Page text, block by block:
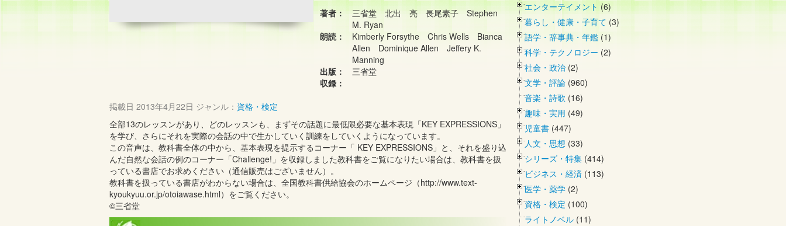
著者：
三省堂 北出 亮 長尾素子 Stephen
M. Ryan
朗読：
Kimberly Forsythe Chris Wells Bianca
Allen Dominique Allen Jeffery K.
Manning
出版：
三省堂
収録：
掲載日 2013年4月22日 ジャンル： 資格・検定
全部13のレッスンがあり、どのレッスンも、まずその話題に最低限必要な基本表現「KEY EXPRESSIONS」
を学び、さらにそれを実際の会話の中で生かしていく訓練をしていくようになっています。
この音声は、教科書全体の中から、基本表現を提示するコーナー「 KEY EXPRESSIONS」と、それを盛り込
んだ自然な会話の例のコーナー「Challenge!」を収録しました教科書をご覧になりたい場合は、教科書を扱
っている書店でお求めください（通信販売はございません）。
教科書を扱っている書店がわからない場合は、全国教科書供給協会のホームページ（http://www.text-
kyoukyuu.or.jp/otoiawase.html）をご覧ください。
©三省堂
エンターテイメント (6)
暮らし・健康・子育て (3)
語学・辞事典・年鑑 (1)
科学・テクノロジー (2)
社会・政治 (2)
文学・評論 (960)
音楽・詩歌 (16)
趣味・実用 (49)
児童書 (447)
人文・思想 (33)
シリーズ・特集 (414)
ビジネス・経済 (113)
医学・薬学 (2)
資格・検定 (100)
ライトノベル (11)